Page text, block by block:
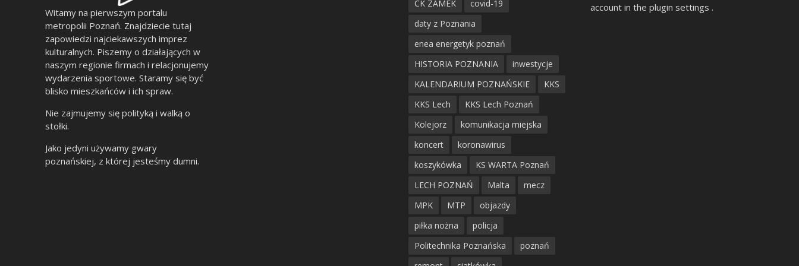
Witamy na pierwszym portalu
metropolii Poznań. Znajdziecie tutaj
zapowiedzi najciekawszych imprez
kulturalnych. Piszemy o działających w
naszym regionie firmach i relacjonujemy
wydarzenia sportowe. Staramy się być
blisko mieszkańców i ich spraw.
Nie zajmujemy się polityką i walką o
stołki.
Jako jedyni używamy gwary
poznańskiej, z której jesteśmy dumni.
CK ZAMEK
covid-19
daty z Poznania
enea energetyk poznań
HISTORIA POZNANIA
inwestycje
KALENDARIUM POZNAŃSKIE
KKS
KKS Lech
KKS Lech Poznań
Kolejorz
komunikacja miejska
koncert
koronawirus
koszykówka
KS WARTA Poznań
LECH POZNAŃ
Malta
mecz
MPK
MTP
objazdy
piłka nożna
policja
Politechnika Poznańska
poznań
account in the plugin settings .